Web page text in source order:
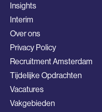
Insights
Interim
Over ons
Privacy Policy
Recruitment Amsterdam
Tijdelijke Opdrachten
Vacatures
Vakgebieden